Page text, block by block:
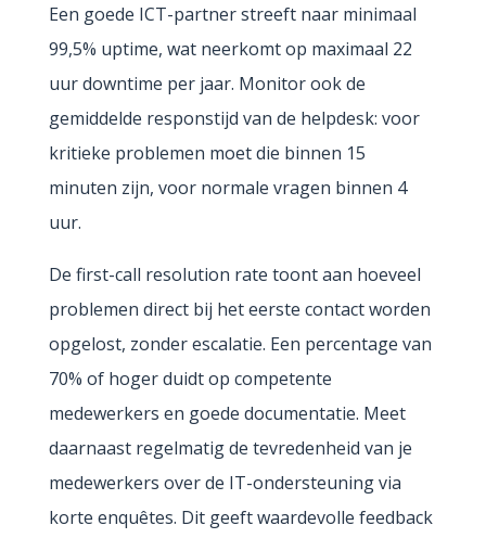
Een goede ICT-partner streeft naar minimaal
99,5% uptime, wat neerkomt op maximaal 22
uur downtime per jaar. Monitor ook de
gemiddelde responstijd van de helpdesk: voor
kritieke problemen moet die binnen 15
minuten zijn, voor normale vragen binnen 4
uur.
De first-call resolution rate toont aan hoeveel
problemen direct bij het eerste contact worden
opgelost, zonder escalatie. Een percentage van
70% of hoger duidt op competente
medewerkers en goede documentatie. Meet
daarnaast regelmatig de tevredenheid van je
medewerkers over de IT-ondersteuning via
korte enquêtes. Dit geeft waardevolle feedback